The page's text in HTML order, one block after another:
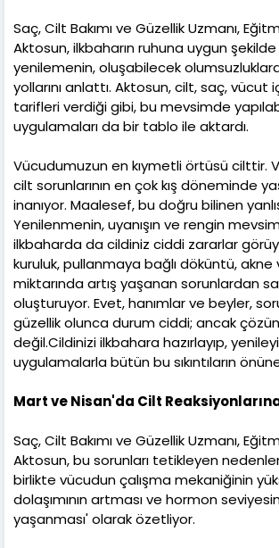
Saç, Cilt Bakımı ve Güzellik Uzmanı,
Aktosun, ilkbaharın ruhuna uygun
yenilemenin, oluşabilecek
yollarını anlattı. Aktosun, cilt, saç, vücut
tarifleri verdiği gibi, bu mevsimde
uygulamaları da bir tablo ile aktardı.
Vücudumuzun en kıymetli örtüsü cilttir.
cilt sorunlarının en çok kış döneminde
inanıyor. Maalesef, bu doğru bilinen
Yenilenmenin, uyanışın ve rengin
ilkbaharda da cildiniz ciddi zararlar
kuruluk, pullanmaya bağlı döküntü, akne
miktarında artış yaşanan sorunlardan
oluşturuyor. Evet, hanımlar ve beyler,
güzellik olunca durum ciddi; ancak
değil.Cildinizi ilkbahara hazırlayıp,
uygulamalarla bütün bu sıkıntıların
Mart ve Nisan'da Cilt
Saç, Cilt Bakımı ve Güzellik Uzmanı,
Aktosun, bu sorunları tetikleyen
birlikte vücudun çalışma mekaniğinin
dolaşımının artması ve hormon
yaşanması' olarak özetliyor.